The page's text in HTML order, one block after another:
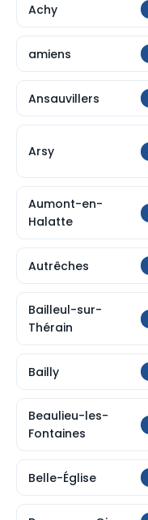
Achy
amiens
Ansauvillers
Arsy
Aumont-en-
Halatte
Autrêches
Bailleul-sur-
Thérain
Bailly
Beaulieu-les-
Fontaines
Belle-Église